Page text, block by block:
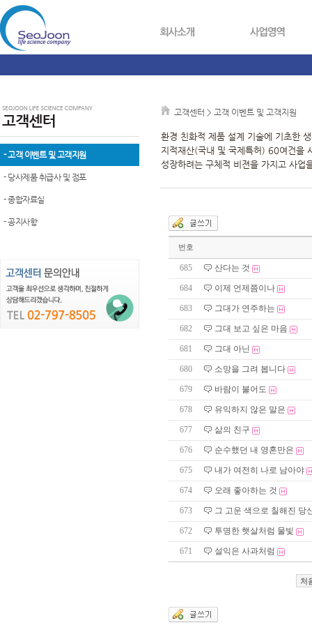
- 고객 이벤트 및 고객지원
- 당사제품 취급사 및 점포
- 종합자료실
- 공지사항
고객센터 > 고객 이벤트 및 고객지원
환경 친화적 제품 설계 기술에 기초한
지적재산(국내 및 국제특허) 60여건을
성장하려는 구체적 비젼을 가지고 사업
번호
685 산다는 것
684 이제 언제쯤이나
683 그대가 연주하는
682 그대 보고 싶은 마음
681 그대 아닌
680 소망을 그려 봅니다
679 바람이 불어도
678 유익하지 않은 말은
677 삶의 친구
676 순수했던 내 영혼만은
675 내가 여전히 나로 남아야
674 오래 좋아하는 것
673 그 고운 색으로 칠해진 당
672 투명한 햇살처럼 물빛
671 설익은 사과처럼
처